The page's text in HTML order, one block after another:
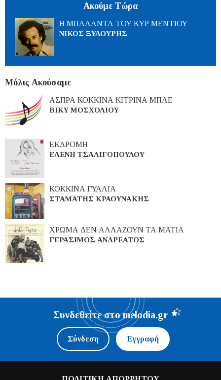
Ακούμε Τώρα
Η ΜΠΑΛΑΝΤΑ ΤΟΥ ΚΥΡ ΜΕΝΤΙΟΥ
ΝΙΚΟΣ ΞΥΛΟΥΡΗΣ
Μόλις Ακούσαμε
ΑΣΠΡΑ ΚΟΚΚΙΝΑ ΚΙΤΡΙΝΑ ΜΠΛΕ
ΒΙΚΥ ΜΟΣΧΟΛΙΟΥ
ΕΚΔΡΟΜΗ
ΕΛΕΝΗ ΤΣΑΛΙΓΟΠΟΥΛΟΥ
ΚΟΚΚΙΝΑ ΓΥΑΛΙΑ
ΣΤΑΜΑΤΗΣ ΚΡΑΟΥΝΑΚΗΣ
ΧΡΩΜΑ ΔΕΝ ΑΛΛΑΖΟΥΝ ΤΑ ΜΑΤΙΑ
ΓΕΡΑΣΙΜΟΣ ΑΝΔΡΕΑΤΟΣ
Συνδεθείτε στο melodia.gr
Σύνδεση Εγγραφή